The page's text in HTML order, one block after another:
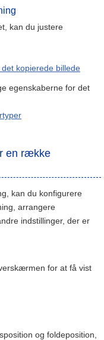
kan du justere
kopierede billede
egenskaberne for det
en række
kan du konfigurere
arrangere
indstillinger, der er
for at få vist
og foldeposition,